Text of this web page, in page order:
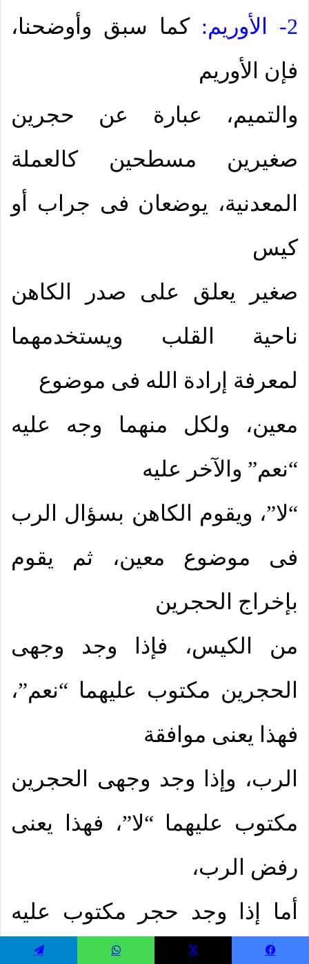
2- الأوريم:
كما سبق وأوضحنا،
فإن الأوريم
والتميم، عبارة عن حجرين
صغيرين مسطحين كالعملة
المعدنية، يوضعان فى جراب أو
كيس
صغير يعلق على صدر الكاهن
ناحية القلب ويستخدمهما
لمعرفة إرادة الله فى موضوع
معين، ولكل منهما وجه عليه
“نعم” والآخر عليه
“لا”، ويقوم الكاهن بسؤال الرب
فى موضوع معين، ثم يقوم
بإخراج الحجرين
من الكيس، فإذا وجد وجهى
الحجرين مكتوب عليهما “نعم”،
فهذا يعنى موافقة
الرب، وإذا وجد وجهى الحجرين
مكتوب عليهما “لا”، فهذا يعنى
رفض الرب،
أما إذا وجد حجر مكتوب عليه
“نعم” والآخر “لا”، فهذا يعنى أن